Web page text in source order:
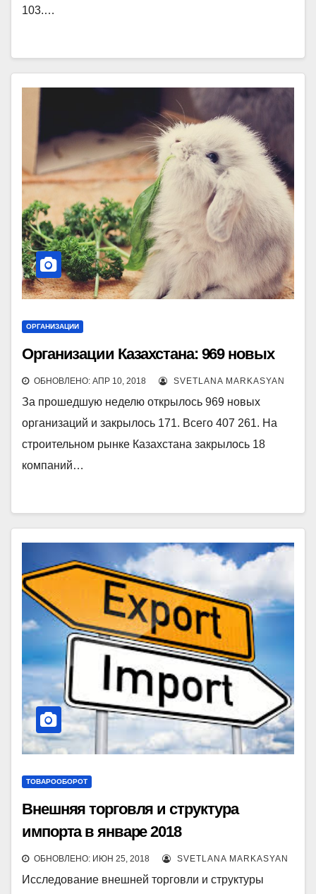
103.…
ОРГАНИЗАЦИИ
Организации Казахстана: 969 новых
ОБНОВЛЕНО: АПР 10, 2018 SVETLANA MARKASYAN
За прошедшую неделю открылось 969 новых
организаций и закрылось 171. Всего 407 261. На
строительном рынке Казахстана закрылось 18
компаний…
ТОВАРООБОРОТ
Внешняя торговля и структура
импорта в январе 2018
ОБНОВЛЕНО: ИЮН 25, 2018 SVETLANA MARKASYAN
Исследование внешней торговли и структуры